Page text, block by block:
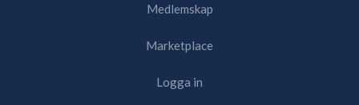
Medlemskap
Marketplace
Logga in